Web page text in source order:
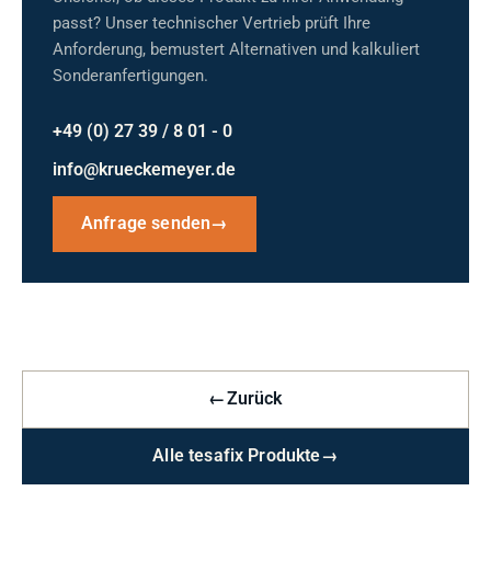
passt? Unser technischer Vertrieb prüft Ihre
Anforderung, bemustert Alternativen und kalkuliert
Sonderanfertigungen.
+49 (0) 27 39 / 8 01 - 0
info@krueckemeyer.de
Anfrage senden→
←Zurück
Alle tesafix Produkte→